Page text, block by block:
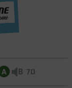
A B 70